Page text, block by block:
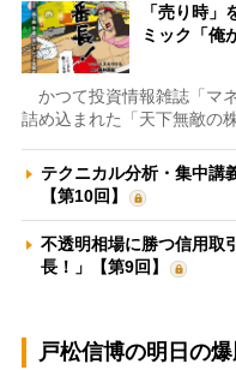
「売り時
ミック「俺
かつて投資情報雑誌「マ
詰め込まれた「天下無敵の
テクニカル分析・集中講
【第10回】
不透明相場に勝つ信用
長！」【第9回】
戸松信博の明日の爆